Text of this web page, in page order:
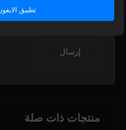
في هذا المتصفح لاستخدامها
إرسال
منتجات ذات صلة
تطبيق